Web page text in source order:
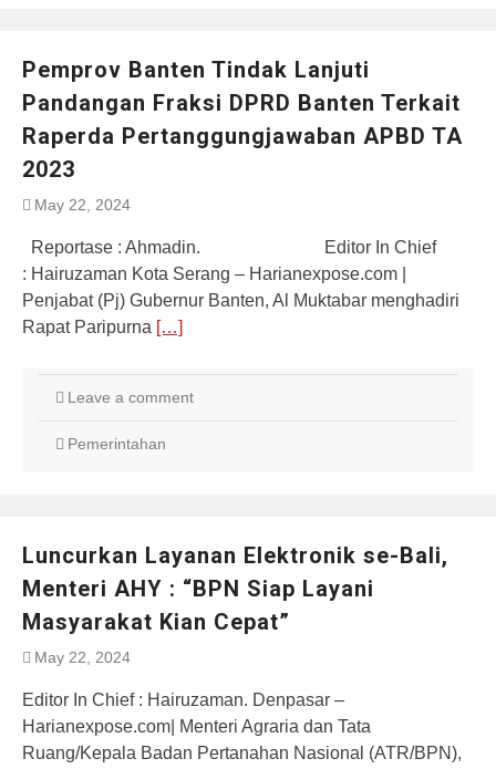
Pemprov Banten Tindak Lanjuti
Pandangan Fraksi DPRD Banten Terkait
Raperda Pertanggungjawaban APBD TA
2023
May 22, 2024
Reportase : Ahmadin. Editor In Chief
: Hairuzaman Kota Serang – Harianexpose.com |
Penjabat (Pj) Gubernur Banten, Al Muktabar menghadiri
Rapat Paripurna […]
Leave a comment
Pemerintahan
Luncurkan Layanan Elektronik se-Bali,
Menteri AHY : “BPN Siap Layani
Masyarakat Kian Cepat”
May 22, 2024
Editor In Chief : Hairuzaman. Denpasar –
Harianexpose.com| Menteri Agraria dan Tata
Ruang/Kepala Badan Pertanahan Nasional (ATR/BPN),